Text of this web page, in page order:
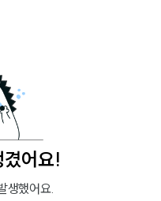
어요!
생했어요.